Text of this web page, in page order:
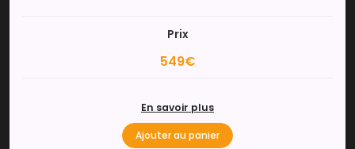
Prix
549€
En savoir plus
Ajouter au panier